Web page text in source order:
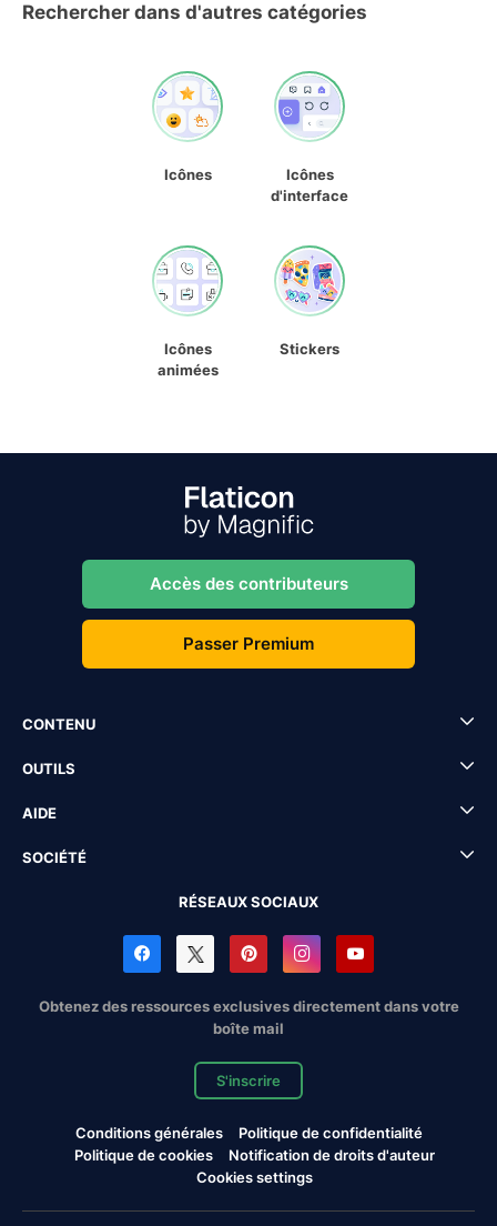
Rechercher dans d'autres catégories
Icônes
Icônes
d'interface
Icônes
animées
Stickers
Accès des contributeurs
Passer Premium
CONTENU
OUTILS
AIDE
SOCIÉTÉ
RÉSEAUX SOCIAUX
Obtenez des ressources exclusives directement dans votre
boîte mail
S'inscrire
Conditions générales
Politique de confidentialité
Politique de cookies
Notification de droits d'auteur
Cookies settings